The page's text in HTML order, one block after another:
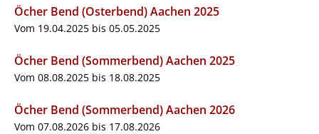
Öcher Bend (Osterbend) Aachen 2025
Vom 19.04.2025 bis 05.05.2025
Öcher Bend (Sommerbend) Aachen 2025
Vom 08.08.2025 bis 18.08.2025
Öcher Bend (Sommerbend) Aachen 2026
Vom 07.08.2026 bis 17.08.2026